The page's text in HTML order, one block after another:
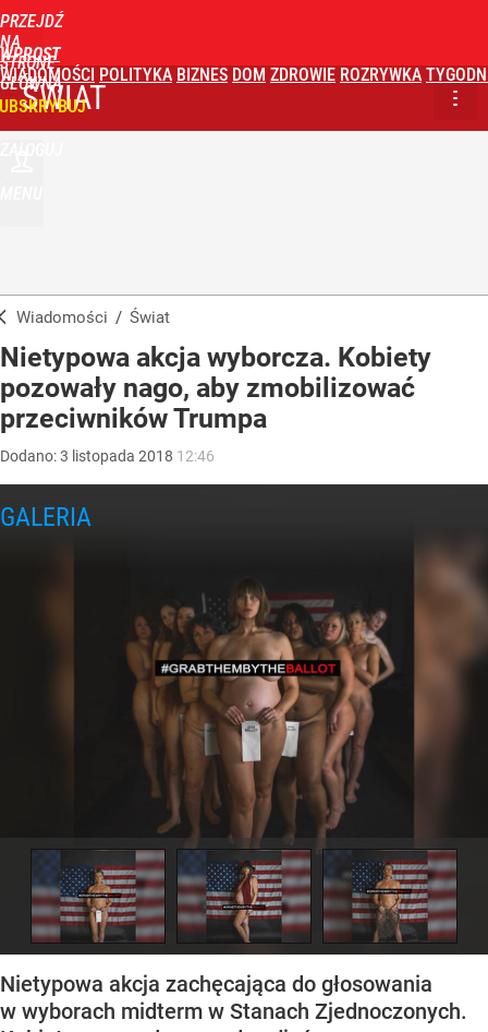
PRZEJDŹ
NA
STRONĘ
GŁÓWNĄ
WPROST
WIADOMOŚCI POLITYKA BIZNES DOM ZDROWIE ROZRYWKA
ŚWIAT
Wiadomości / Świat
Nietypowa akcja wyborcza. Kobiety
pozowały nago, aby zmobilizować
przeciwników Trumpa
Dodano:3 listopada 2018 12:46
Nietypowa akcja zachęcająca do głosowania
w wyborach midterm w Stanach Zjednoczonych.